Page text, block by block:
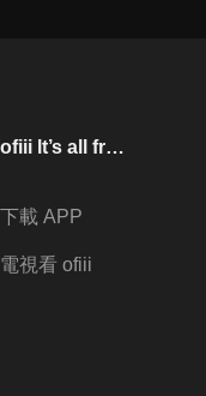
ofiii lt’s all free
下載 APP
電視看 ofiii